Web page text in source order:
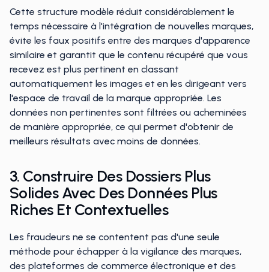
Cette structure modèle réduit considérablement le
temps nécessaire à l'intégration de nouvelles marques,
évite les faux positifs entre des marques d'apparence
similaire et garantit que le contenu récupéré que vous
recevez est plus pertinent en classant
automatiquement les images et en les dirigeant vers
l'espace de travail de la marque appropriée. Les
données non pertinentes sont filtrées ou acheminées
de manière appropriée, ce qui permet d'obtenir de
meilleurs résultats avec moins de données.
3. Construire Des Dossiers Plus
Solides Avec Des Données Plus
Riches Et Contextuelles
Les fraudeurs ne se contentent pas d'une seule
méthode pour échapper à la vigilance des marques,
des plateformes de commerce électronique et des